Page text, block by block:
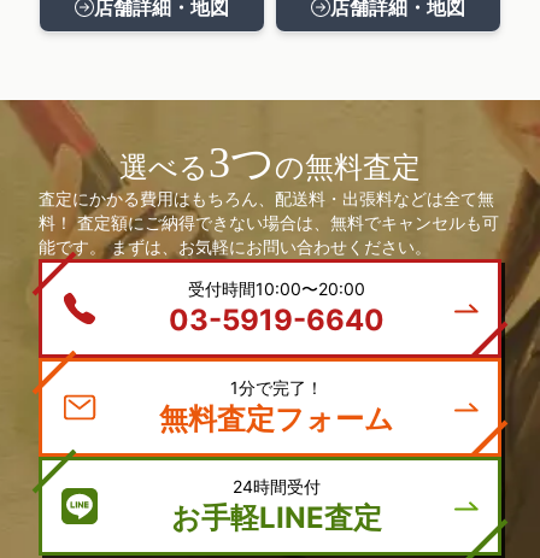
店舗詳細・地図 店舗詳細・地図
選べる3つの無料査定
査定にかかる費用はもちろん、配送料・出張料などは全て無
料！ 査定額にご納得できない場合は、無料でキャンセルも可
能です。 まずは、お気軽にお問い合わせください。
受付時間10:00〜20:00
03-5919-6640
1分で完了！
無料査定フォーム
24時間受付
お手軽LINE査定